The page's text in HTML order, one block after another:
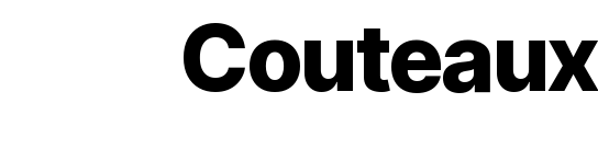
Couteaux